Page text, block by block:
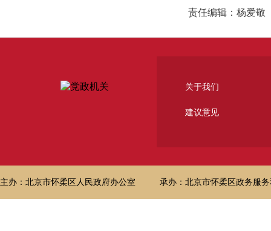
责任编辑：杨爱敬
关于我们
建议意见
主办：北京市怀柔区人民政府办公室 承办：北京市怀柔区政务服